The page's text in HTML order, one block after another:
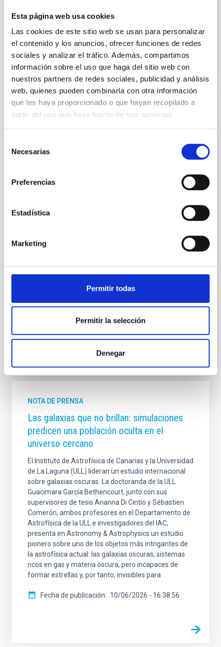
Esta página web usa cookies
Las cookies de este sitio web se usan para personalizar
el contenido y los anuncios, ofrecer funciones de redes
sociales y analizar el tráfico. Además, compartimos
información sobre el uso que haga del sitio web con
nuestros partners de redes sociales, publicidad y análisis
web, quienes pueden combinarla con otra información
que les haya proporcionado o que hayan recopilado a
partir del uso que haya hecho de sus servicios.
Necesarias
Preferencias
Estadística
Marketing
Permitir todas
Permitir la selección
Denegar
Astronomía (SEA) dedicado al estudio
computacional de la formación de galaxias y de las
Fecha de publicación 24/07/2026 - 14:05:38
RESULTADO DE INVESTIGACIÓN
oscura produce de manera natural
observación es difícil de reconciliar con las
materia oscura se expanden lentamente hasta
formar un centro de densidad constante, las estrellas
distribuciones estelares como las observadas. Este
proceso por el que los halos se expanden surge en
dándonos la posibilidad de utilizar la distribución de
Fecha de publicación 19/12/2025 - 10:01:55
NOTA DE PRENSA
Las galaxias que no brillan: simulaciones
predicen una población oculta en el
universo cercano
El Instituto de Astrofísica de Canarias y la Universidad
de La Laguna (ULL) lideran un estudio internacional
sobre galaxias oscuras. La doctoranda de la ULL
Guacimara García Bethencourt, junto con sus
supervisores de tesis Arianna Di Cintio y Sébastien
Comerón, ambos profesores en el Departamento de
Astrofísica de la ULL e investigadores del IAC,
presenta en Astronomy & Astrophysics un estudio
pionero sobre uno de los objetos más intrigantes de
la astrofísica actual: las galaxias oscuras, sistemas
ricos en gas y materia oscura, pero incapaces de
formar estrellas y, por tanto, invisibles para
Fecha de publicación 10/06/2026 - 16:38:56